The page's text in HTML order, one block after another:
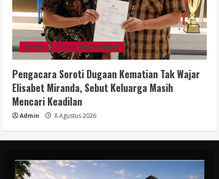
Berita Hukum dan Kriminal
Pengacara Soroti Dugaan Kematian Tak Wajar
Elisabet Miranda, Sebut Keluarga Masih
Mencari Keadilan
Admin 8 Agustus 2026